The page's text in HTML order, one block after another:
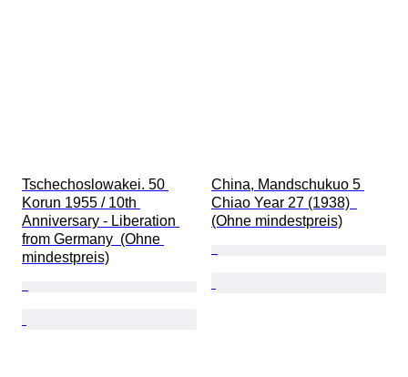
Tschechoslowakei. 50
Korun 1955 / 10th
Anniversary - Liberation
from Germany  (Ohne
mindestpreis)
China, Mandschukuo 5
Chiao Year 27 (1938)
(Ohne mindestpreis)